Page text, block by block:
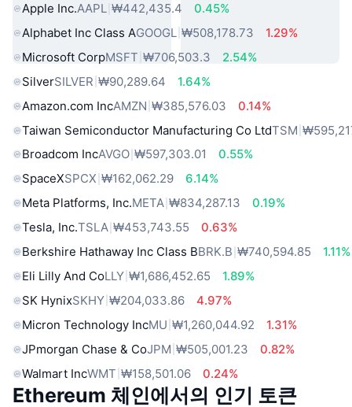
Apple Inc.AAPL ₩442,435.4
0.45%
Alphabet Inc Class AGOOGL ₩508,178.73
1.29%
Microsoft CorpMSFT ₩706,503.3
2.54%
SilverSILVER ₩90,289.64
1.64%
Amazon.com IncAMZN ₩385,576.03
0.14%
Taiwan Semiconductor Manufacturing Co LtdTSM
Broadcom IncAVGO ₩597,303.01
0.55%
SpaceXSPCX ₩162,062.29
6.14%
Meta Platforms, Inc.META ₩834,287.13
0.19%
Tesla, Inc.TSLA ₩453,743.55
0.63%
Berkshire Hathaway Inc Class BBRK.B ₩740,594.85
1.11%
Eli Lilly And CoLLY ₩1,686,452.65
1.89%
SK HynixSKHY ₩204,033.86
4.97%
Micron Technology IncMU ₩1,260,044.92
1.31%
JPmorgan Chase & CoJPM ₩505,001.23
0.82%
Walmart IncWMT ₩158,501.06 0.24%
Ethereum 체인에서의 인기 토큰